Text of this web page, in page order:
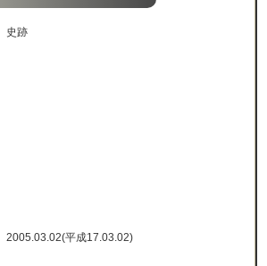
史跡
2005.03.02(平成17.03.02)